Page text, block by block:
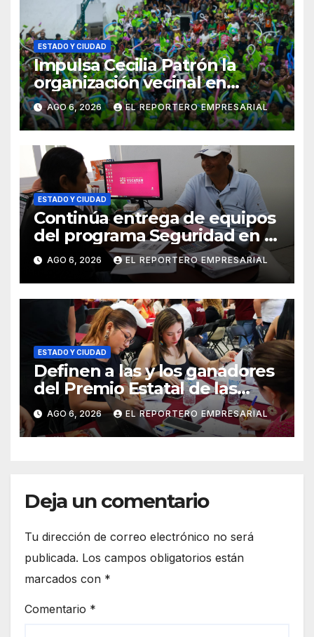
ESTADO Y CIUDAD
Impulsa Cecilia Patrón la
organización vecinal en
Mérida y suma a comités de
vigilancia en la prevención
social del delito
AGO 6, 2026 EL REPORTERO EMPRESARIAL
ESTADO Y CIUDAD
Continúa entrega de equipos
del programa Seguridad en el
Mar
AGO 6, 2026 EL REPORTERO EMPRESARIAL
ESTADO Y CIUDAD
Definen a las y los ganadores
del Premio Estatal de las
Juventudes 2026
AGO 6, 2026 EL REPORTERO EMPRESARIAL
Deja un comentario
Tu dirección de correo electrónico no será
publicada. Los campos obligatorios están
marcados con *
Comentario *